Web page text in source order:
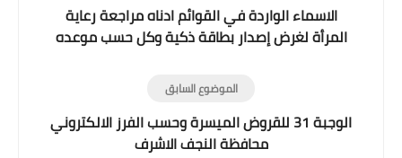
الاسماء الواردة في القوائم ادناه مراجعة رعاية
المرأة لغرض إصدار بطاقة ذكية وكل حسب موعده
الموضوع السابق
الوجبة 31 للقروض الميسرة وحسب الفرز الالكتروني
محافظة النجف الاشرف